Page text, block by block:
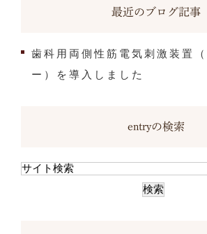
最近のブログ記事
歯科用両側性筋電気刺激装置
ー）を導入しました
entryの検索